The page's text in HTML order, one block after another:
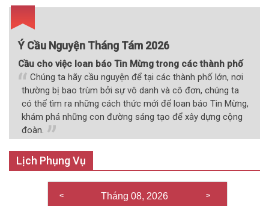
Ý Cầu Nguyện Tháng Tám 2026
Cầu cho việc loan báo Tin Mừng trong các thành phố
Chúng ta hãy cầu nguyện để tại các thành phố lớn, nơi
thường bị bao trùm bởi sự vô danh và cô đơn, chúng ta
có thể tìm ra những cách thức mới để loan báo Tin Mừng,
khám phá những con đường sáng tạo để xây dựng cộng
đoàn.
Lịch Phụng Vụ
Tháng 08, 2026